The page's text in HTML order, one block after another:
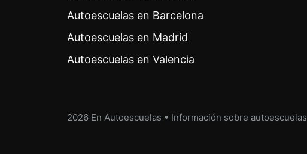
Autoescuelas en Barcelona
Autoescuelas en Madrid
Autoescuelas en Valencia
2026 En Autoescuelas • Información sobre autoescuelas